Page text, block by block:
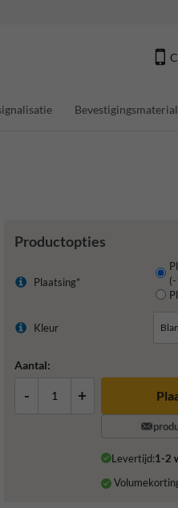
Productopties
Plaatsing*
Kleur
Aantal:
- +
Levertijd:1-2